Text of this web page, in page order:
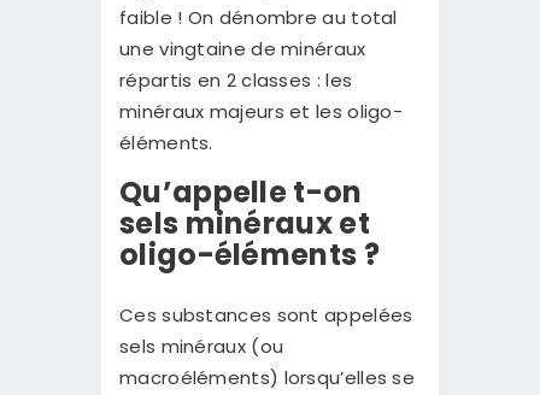
faible ! On dénombre au total
une vingtaine de minéraux
répartis en 2 classes : les
minéraux majeurs et les oligo-
éléments.
Qu’appelle t-on
sels minéraux et
oligo-éléments ?
Ces substances sont appelées
sels minéraux (ou
macroéléments) lorsqu’elles se